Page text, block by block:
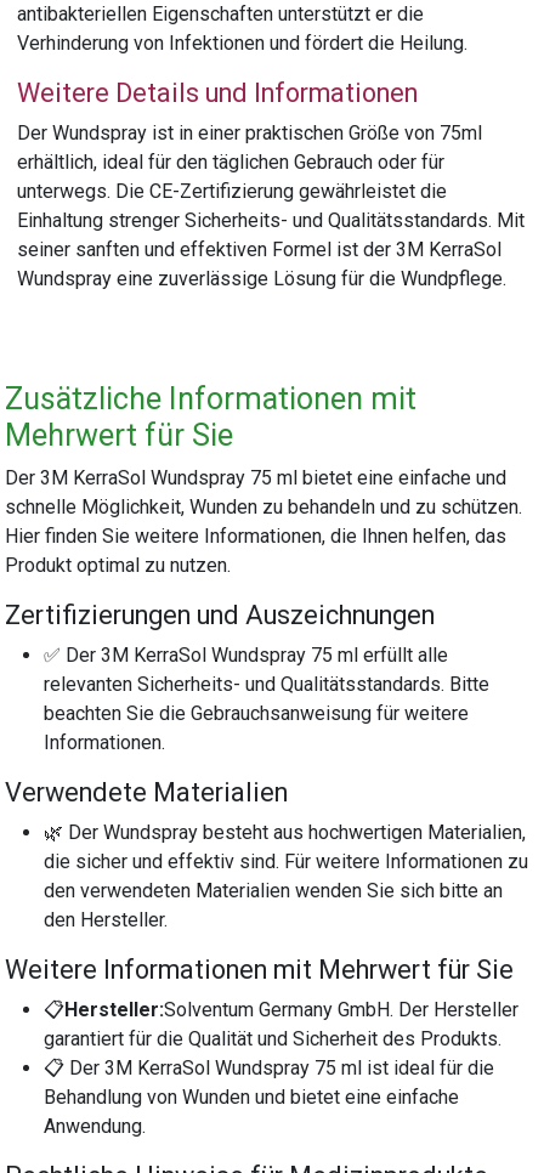
antibakteriellen Eigenschaften unterstützt er die
Verhinderung von Infektionen und fördert die Heilung.
Weitere Details und Informationen
Der Wundspray ist in einer praktischen Größe von 75ml
erhältlich, ideal für den täglichen Gebrauch oder für
unterwegs. Die CE-Zertifizierung gewährleistet die
Einhaltung strenger Sicherheits- und Qualitätsstandards. Mit
seiner sanften und effektiven Formel ist der 3M KerraSol
Wundspray eine zuverlässige Lösung für die Wundpflege.
Zusätzliche Informationen mit
Mehrwert für Sie
Der 3M KerraSol Wundspray 75 ml bietet eine einfache und
schnelle Möglichkeit, Wunden zu behandeln und zu schützen.
Hier finden Sie weitere Informationen, die Ihnen helfen, das
Produkt optimal zu nutzen.
Zertifizierungen und Auszeichnungen
✅ Der 3M KerraSol Wundspray 75 ml erfüllt alle
relevanten Sicherheits- und Qualitätsstandards. Bitte
beachten Sie die Gebrauchsanweisung für weitere
Informationen.
Verwendete Materialien
🌿 Der Wundspray besteht aus hochwertigen Materialien,
die sicher und effektiv sind. Für weitere Informationen zu
den verwendeten Materialien wenden Sie sich bitte an
den Hersteller.
Weitere Informationen mit Mehrwert für Sie
📋Hersteller:Solventum Germany GmbH. Der Hersteller
garantiert für die Qualität und Sicherheit des Produkts.
📋 Der 3M KerraSol Wundspray 75 ml ist ideal für die
Behandlung von Wunden und bietet eine einfache
Anwendung.